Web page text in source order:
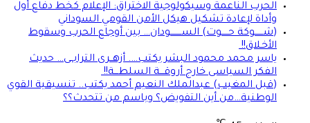
الحرب الناعمة وسيكولوجية الاختراق: الإعلام كخط دفاع أول
وأداة لإعادة تشكيل هيكل الأمن القومي السوداني
(شــــــوكة حـــــوت) الســــــــودان… بين أوجاع الحرب وسقوط
الأخـلاق!!
ياسر محمد محمود البشر يكتب…. أزهــرى الترابــى… حديث
الفكر السياسى خارج أروقـــة السلطـــة!!
(قبل المغيب) عبدالملك النعيم أحمد يكتب.. تنسيقية القوي
الوطنية…من أين التفويض؟ وباسم من تتحدث؟؟